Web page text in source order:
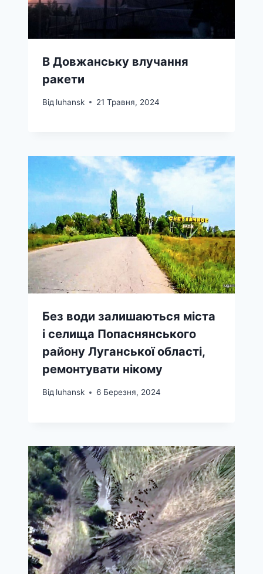
В Довжанську влучання
ракети
Від luhansk 21 Травня, 2024
Без води залишаються міста
і селища Попаснянського
району Луганської області,
ремонтувати нікому
Від luhansk 6 Березня, 2024